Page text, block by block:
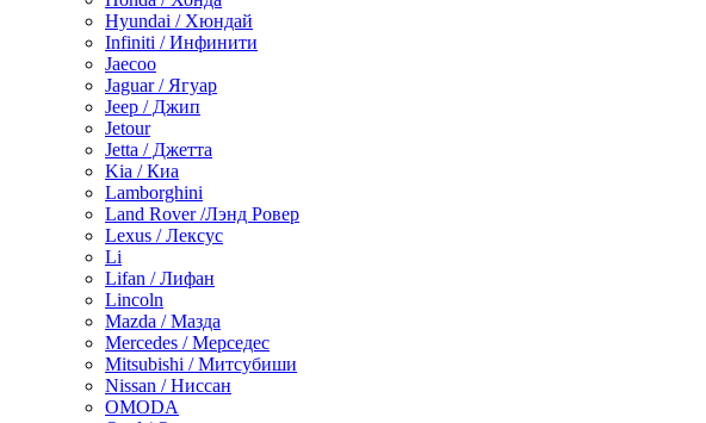
Hyundai / Хюндай
Infiniti / Инфинити
Jaecoo
Jaguar / Ягуар
Jeep / Джип
Jetour
Jetta / Джетта
Kia / Киа
Lamborghini
Land Rover /Лэнд Ровер
Lexus / Лексус
Li
Lifan / Лифан
Lincoln
Mazda / Мазда
Mercedes / Мерседес
Mitsubishi / Митсубиши
Nissan / Ниссан
OMODA